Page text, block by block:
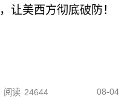
让美西方彻底破防！
阅读 24644 08-04